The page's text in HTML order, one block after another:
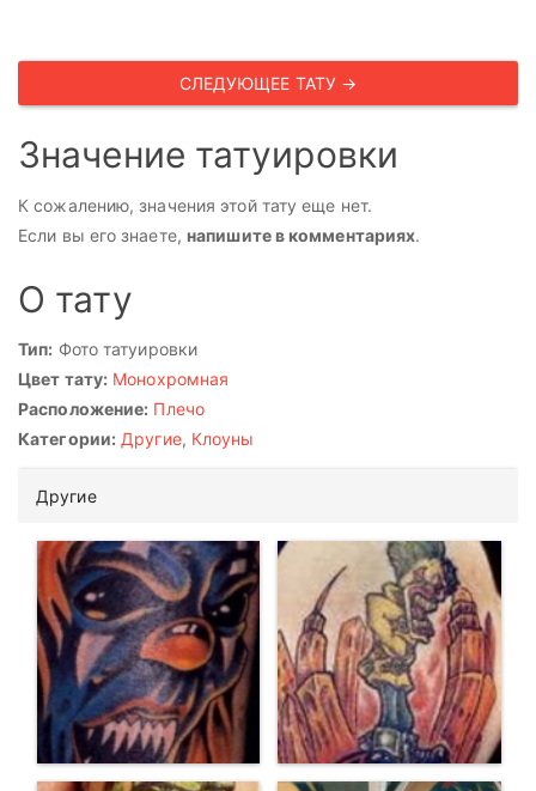
СЛЕДУЮЩЕЕ ТАТУ →
Значение татуировки
К сожалению, значения этой тату еще нет.
Если вы его знаете, напишите в комментариях.
О тату
Тип: Фото татуировки
Цвет тату: Монохромная
Расположение: Плечо
Категории: Другие, Клоуны
Другие